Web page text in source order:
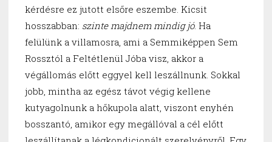
kérdésre ez jutott elsőre eszembe. Kicsit
hosszabban: szinte majdnem mindig jó. Ha
felülünk a villamosra, ami a Semmiképpen Sem
Rossztól a Feltétlenül Jóba visz, akkor a
végállomás előtt eggyel kell leszállnunk. Sokkal
jobb, mintha az egész távot végig kellene
kutyagolnunk a hőkupola alatt, viszont enyhén
bosszantó, amikor egy megállóval a cél előtt